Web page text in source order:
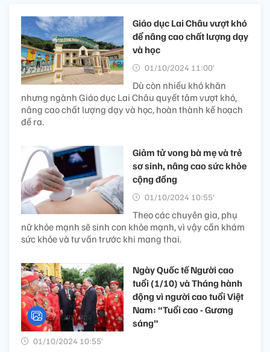
Giáo dục Lai Châu vượt khó
để nâng cao chất lượng dạy
và học
01/10/2024 11:00’
Dù còn nhiều khó khăn
nhưng ngành Giáo dục Lai Châu quyết tâm vượt khó,
nâng cao chất lượng dạy và học, hoàn thành kế hoạch
đề ra.
Giảm tử vong bà mẹ và trẻ
sơ sinh, nâng cao sức khỏe
cộng đồng
01/10/2024 10:55’
Theo các chuyên gia, phụ
nữ khỏe mạnh sẽ sinh con khỏe mạnh, vì vậy cần khám
sức khỏe và tư vấn trước khi mang thai.
Ngày Quốc tế Người cao
tuổi (1/10) và Tháng hành
động vì người cao tuổi Việt
Nam: “Tuổi cao - Gương
sáng”
01/10/2024 10:55’